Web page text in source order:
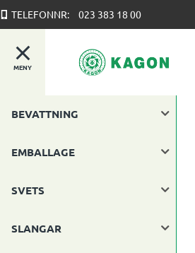
TELEFONNR: 023 383 18 00
MENY
BEVATTNING
EMBALLAGE
SVETS
SLANGAR